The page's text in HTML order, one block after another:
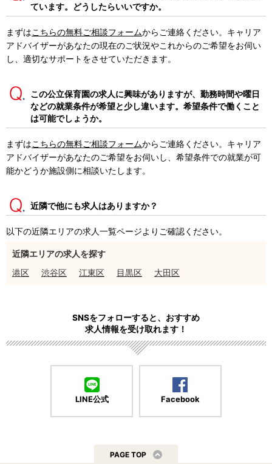
ています。どうしたらいいですか。
まずはこちらの無料ご相談フォームからご連絡ください。キャリア
アドバイザーがあなたの現在のご状況やこれからのご希望をお伺い
し、適切なサポートをさせていただきます。
この公立保育園の求人に興味がありますが、勤務時間や曜日
などの就業条件が希望と少し違います。希望条件で働くこと
は可能でしょうか。
まずはこちらの無料ご相談フォームからご連絡ください。キャリア
アドバイザーがあなたのご希望をお伺いし、希望条件での就業が可
能かどうか施設側に相談いたします。
近隣で他にも求人はありますか？
以下の近隣エリアの求人一覧ページよりご確認ください。
近隣エリアの求人を探す
港区
渋谷区 江東区 目黒区 大田区
SNSをフォローすると、おすすめ
求人情報を受け取れます！
LINE公式 Facebook
PAGE TOP